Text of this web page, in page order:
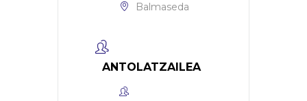
Balmaseda
ANTOLATZAILEA